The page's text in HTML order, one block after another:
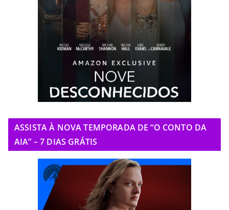
ASSISTA À NOVA TEMPORADA DE “O CONTO DA
AIA” – 7 DIAS GRÁTIS